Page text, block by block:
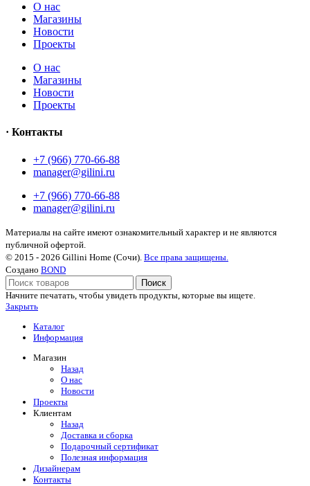
О нас
Магазины
Новости
Проекты
О нас
Магазины
Новости
Проекты
· Контакты
+7 (966) 770-66-88
manager@gilini.ru
+7 (966) 770-66-88
manager@gilini.ru
Материалы на сайте имеют ознакомительный характер и не являются
публичной офертой.
© 2015 - 2026 Gillini Home (Сочи). Все права защищены.
Создано BOND
Поиск
Начните печатать, чтобы увидеть продукты, которые вы ищете.
Закрыть
Каталог
Информация
Магазин
Назад
О нас
Новости
Проекты
Клиентам
Назад
Доставка и сборка
Подарочный сертификат
Полезная информация
Дизайнерам
Контакты